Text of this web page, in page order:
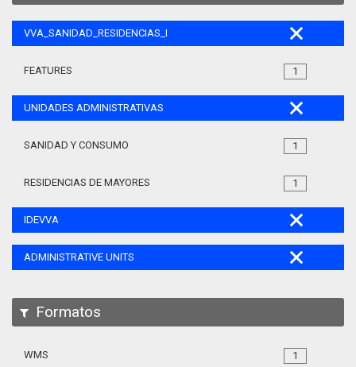
VVA_SANIDAD_RESIDENCIAS_MAYORES_105
1
FEATURES
UNIDADES ADMINISTRATIVAS
1
SANIDAD Y CONSUMO
1
RESIDENCIAS DE MAYORES
IDEVVA
ADMINISTRATIVE UNITS
Formatos
1
WMS